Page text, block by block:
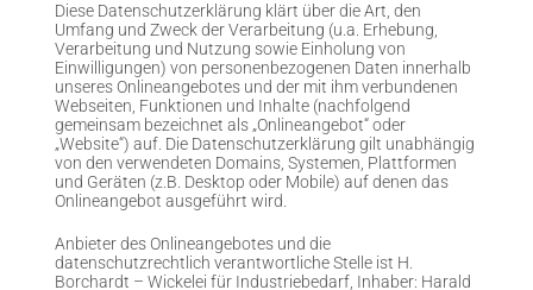
Diese Datenschutzerklärung klärt über die Art, den
Umfang und Zweck der Verarbeitung (u.a. Erhebung,
Verarbeitung und Nutzung sowie Einholung von
Einwilligungen) von personenbezogenen Daten innerhalb
unseres Onlineangebotes und der mit ihm verbundenen
Webseiten, Funktionen und Inhalte (nachfolgend
gemeinsam bezeichnet als „Onlineangebot“ oder
„Website“) auf. Die Datenschutzerklärung gilt unabhängig
von den verwendeten Domains, Systemen, Plattformen
und Geräten (z.B. Desktop oder Mobile) auf denen das
Onlineangebot ausgeführt wird.
Anbieter des Onlineangebotes und die
datenschutzrechtlich verantwortliche Stelle ist H.
Borchardt – Wickelei für Industriebedarf, Inhaber: Harald